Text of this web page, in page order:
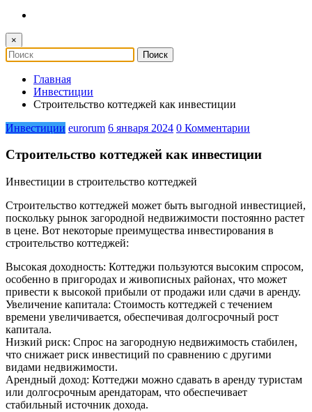
×
Главная
Инвестиции
Строительство коттеджей как инвестиции
Инвестиции eurorum 6 января 2024 0 Комментарии
Строительство коттеджей как инвестиции
Инвестиции в строительство коттеджей
Строительство коттеджей может быть выгодной инвестицией,
поскольку рынок загородной недвижимости постоянно растет
в цене. Вот некоторые преимущества инвестирования в
строительство коттеджей:
Высокая доходность: Коттеджи пользуются высоким спросом,
особенно в пригородах и живописных районах, что может
привести к высокой прибыли от продажи или сдачи в аренду.
Увеличение капитала: Стоимость коттеджей с течением
времени увеличивается, обеспечивая долгосрочный рост
капитала.
Низкий риск: Спрос на загородную недвижимость стабилен,
что снижает риск инвестиций по сравнению с другими
видами недвижимости.
Арендный доход: Коттеджи можно сдавать в аренду туристам
или долгосрочным арендаторам, что обеспечивает
стабильный источник дохода.